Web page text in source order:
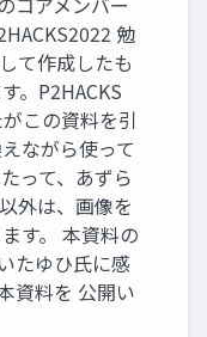
勉
て作成したも
。P2HACKS
この資料を引
ながら使って
って、あずら
外は、画像を
す。 本資料の
たゆひ⽒に感
資料を 公開い